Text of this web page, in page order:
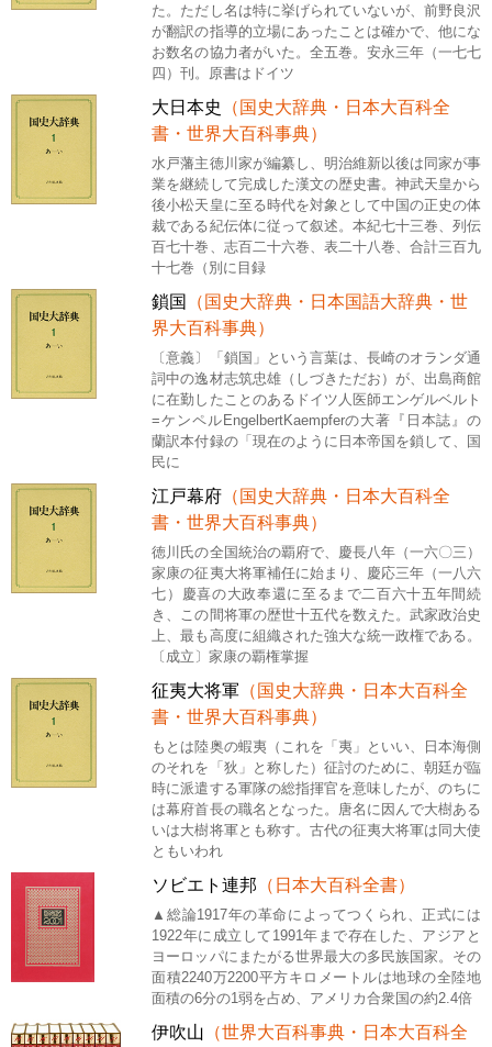
た。ただし名は特に挙げられていないが、前野良沢
が翻訳の指導的立場にあったことは確かで、他にな
お数名の協力者がいた。全五巻。安永三年（一七七
四）刊。原書はドイツ
大日本史
（国史大辞典・日本大百科全
書・世界大百科事典）
水戸藩主徳川家が編纂し、明治維新以後は同家が事
業を継続して完成した漢文の歴史書。神武天皇から
後小松天皇に至る時代を対象として中国の正史の体
裁である紀伝体に従って叙述。本紀七十三巻、列伝
百七十巻、志百二十六巻、表二十八巻、合計三百九
十七巻（別に目録
鎖国
（国史大辞典・日本国語大辞典・世
界大百科事典）
〔意義〕「鎖国」という言葉は、長崎のオランダ通
詞中の逸材志筑忠雄（しづきただお）が、出島商館
に在勤したことのあるドイツ人医師エンゲルベルト
=ケンペルEngelbertKaempferの大著『日本誌』の
蘭訳本付録の「現在のように日本帝国を鎖して、国
民に
江戸幕府 （国史大辞典・日本大百科全
書・世界大百科事典）
徳川氏の全国統治の覇府で、慶長八年（一六〇三）
家康の征夷大将軍補任に始まり、慶応三年（一八六
七）慶喜の大政奉還に至るまで二百六十五年間続
き、この間将軍の歴世十五代を数えた。武家政治史
上、最も高度に組織された強大な統一政権である。
〔成立〕家康の覇権掌握
征夷大将軍 （国史大辞典・日本大百科全
書・世界大百科事典）
もとは陸奥の蝦夷（これを「夷」といい、日本海側
のそれを「狄」と称した）征討のために、朝廷が臨
時に派遣する軍隊の総指揮官を意味したが、のちに
は幕府首長の職名となった。唐名に因んで大樹ある
いは大樹将軍とも称す。古代の征夷大将軍は同大使
ともいわれ
ソビエト連邦 （日本大百科全書）
▲総論1917年の革命によってつくられ、正式には
1922年に成立して1991年まで存在した、アジアと
ヨーロッパにまたがる世界最大の多民族国家。その
面積2240万2200平方キロメートルは地球の全陸地
面積の6分の1弱を占め、アメリカ合衆国の約2.4倍
伊吹山 （世界大百科事典・日本大百科全